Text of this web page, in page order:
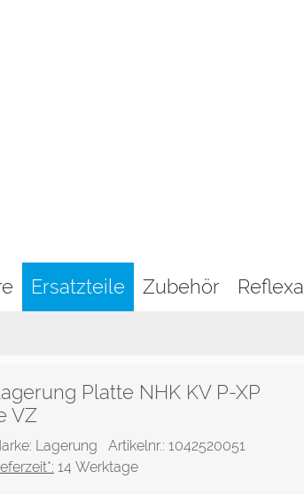
Ersatzteile Zubehör Reflexa
Platte NHK KV P-XP
VZ
Lagerung Artikelnr.: 1042520051
14 Werktage